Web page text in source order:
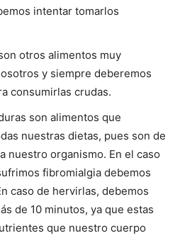
intentar tomarlos
otros alimentos muy
y siempre deberemos
consumirlas crudas.
son alimentos que
nuestras dietas, pues son de
nuestro organismo. En el caso
fibromialgia debemos
caso de hervirlas, debemos
de 10 minutos, ya que estas
que nuestro cuerpo